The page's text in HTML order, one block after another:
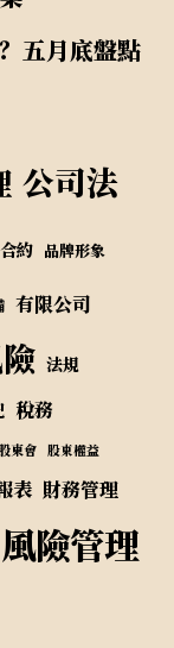
五月底盤點
公司法
合約 品牌形象
有限公司
法規
稅務
東會 股東權益
表 財務管理
風險管理